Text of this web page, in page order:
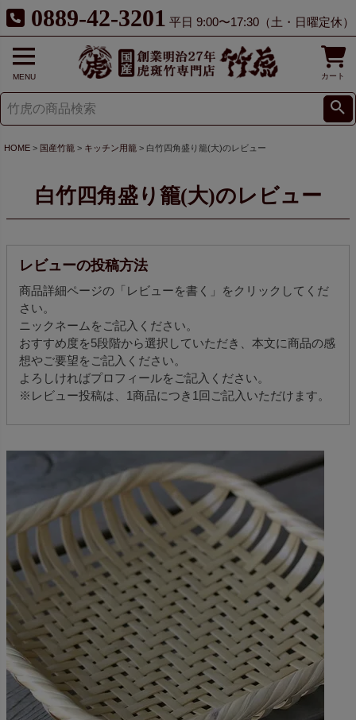
0889-42-3201 平日 9:00〜17:30（土・日曜定休）
MENU カート
HOME 国産竹籠 キッチン用籠 白竹四角盛り籠(大)のレビュー
白竹四角盛り籠(大)のレビュー
レビューの投稿方法
商品詳細ページの「レビューを書く」をクリックしてくだ
さい。
ニックネームをご記入ください。
おすすめ度を5段階から選択していただき、本文に商品の感
想やご要望をご記入ください。
よろしければプロフィールをご記入ください。
※レビュー投稿は、1商品につき1回ご記入いただけます。